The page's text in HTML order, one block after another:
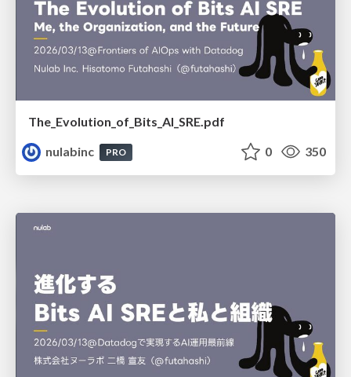
The_Evolution_of_Bits_AI_SRE.pdf
nulabinc
PRO 0 350